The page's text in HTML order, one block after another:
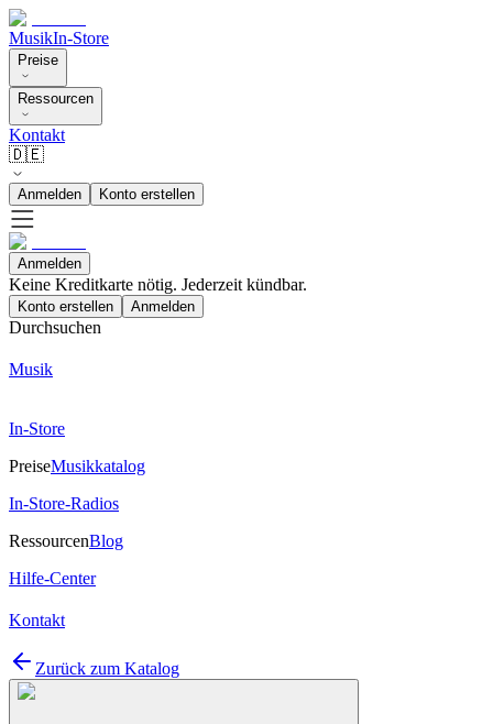
MusikIn-Store
Preise
Ressourcen
Kontakt
🇩🇪
Anmelden Konto erstellen
Anmelden
Keine Kreditkarte nötig. Jederzeit kündbar.
Konto erstellen Anmelden
Durchsuchen
Musik
In-Store
PreiseMusikkatalog
In-Store-Radios
RessourcenBlog
Hilfe-Center
Kontakt
Zurück zum Katalog